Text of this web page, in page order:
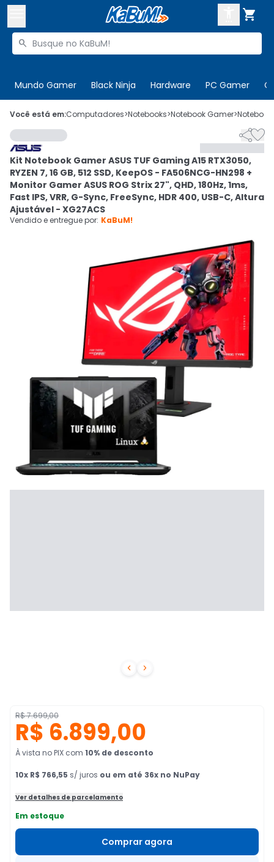

Buscar produtos

Mundo Gamer Black Ninja Hardware PC Gamer
 Olá. Acesse sua conta
 Departamentos
Cupons
Mais Vendidos
Ativar tradutor em libras
CADASTRE-SE
Você está em:Computadores>Notebooks>Notebook Gamer>
 

Kit Notebook Gamer ASUS TUF Gaming A15 RTX3050,
RYZEN 7, 16 GB, 512 SSD, KeepOS - FA506NCG-HN298 +
Monitor Gamer ASUS ROG Strix 27", QHD, 180Hz, 1ms,
Fast IPS, VRR, G-Sync, FreeSync, HDR 400, USB-C, Altura
Ajustável - XG27ACS
Vendido e entregue por: KaBuM!
R$ 7.699,00
R$ 6.899,00
À vista no PIX com 10% de desconto
10x R$ 766,55 s/ juros ou em até 36x no NuPay
Ver detalhes de parcelamento
Em estoque
Comprar agora